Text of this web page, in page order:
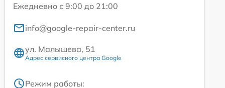
Ежедневно с 9:00 до 21:00
info@google-repair-center.ru
ул. Малышева, 51
Адрес сервисного центра Google
Режим работы: